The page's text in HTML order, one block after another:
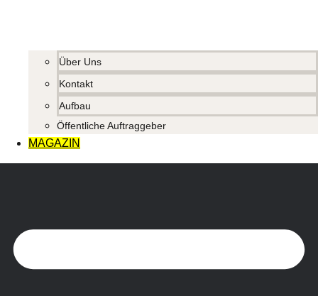
Über Uns
Kontakt
Aufbau
Öffentliche Auftraggeber
MAGAZIN